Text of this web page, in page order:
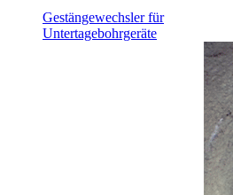
Gestängewechsler für
Untertagebohrgeräte